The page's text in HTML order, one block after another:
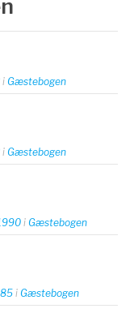
i Gæstebogen
i Gæstebogen
i Gæstebogen
i Gæstebogen